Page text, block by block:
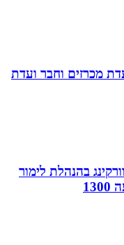
וחבר ועדת
בהנהלת לימור